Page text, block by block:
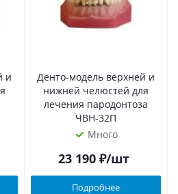
и
Денто-модель верхней и
нижней челюстей для
лечения пародонтоза
ЧВН-32П
Много
23 190₽/шт
Подробнее